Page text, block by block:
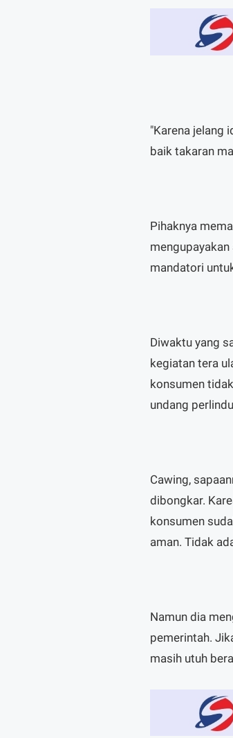
"Karena jelang
baik takaran
Pihaknya
mandatori
Diwaktu yang
kegiatan tera
konsumen
undang
Cawing,
dibongkar.
konsumen
aman. Tidak
Namun dia
pemerintah.
masih utuh